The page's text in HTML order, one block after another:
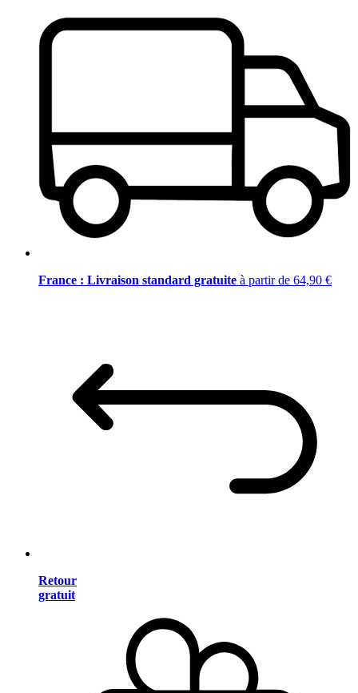
France : Livraison standard gratuite à partir de 64,90 €
Retour
gratuit